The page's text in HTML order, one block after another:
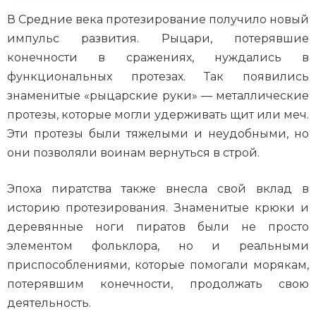
В Средние века протезирование получило новый
импульс развития. Рыцари, потерявшие
конечности в сражениях, нуждались в
функциональных протезах. Так появились
знаменитые «рыцарские руки» — металлические
протезы, которые могли удерживать щит или меч.
Эти протезы были тяжелыми и неудобными, но
они позволяли воинам вернуться в строй.
Эпоха пиратства также внесла свой вклад в
историю протезирования. Знаменитые крюки и
деревянные ноги пиратов были не просто
элементом фольклора, но и реальными
приспособлениями, которые помогали морякам,
потерявшим конечности, продолжать свою
деятельность.